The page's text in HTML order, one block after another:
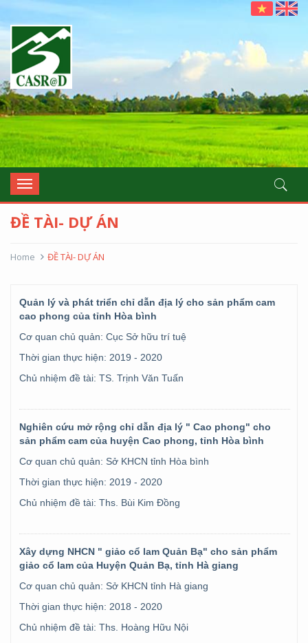
Toggle
navigation
ĐỀ TÀI- DỰ ÁN
Home ĐỀ TÀI- DỰ ÁN
Quản lý và phát triển chỉ dẫn địa lý cho sản phẩm cam
cao phong của tỉnh Hòa bình
Cơ quan chủ quản: Cục Sở hữu trí tuệ
Thời gian thực hiện: 2019 - 2020
Chủ nhiệm đề tài: TS. Trịnh Văn Tuấn
Nghiên cứu mở rộng chỉ dẫn địa lý " Cao phong" cho
sản phẩm cam của huyện Cao phong, tỉnh Hòa bình
Cơ quan chủ quản: Sở KHCN tỉnh Hòa bình
Thời gian thực hiện: 2019 - 2020
Chủ nhiệm đề tài: Ths. Bùi Kim Đồng
Xây dựng NHCN " giảo cổ lam Quản Bạ" cho sản phẩm
giảo cổ lam của Huyện Quản Bạ, tỉnh Hà giang
Cơ quan chủ quản: Sở KHCN tỉnh Hà giang
Thời gian thực hiện: 2018 - 2020
Chủ nhiệm đề tài: Ths. Hoàng Hữu Nội